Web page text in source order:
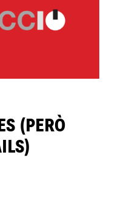
(PERÒ